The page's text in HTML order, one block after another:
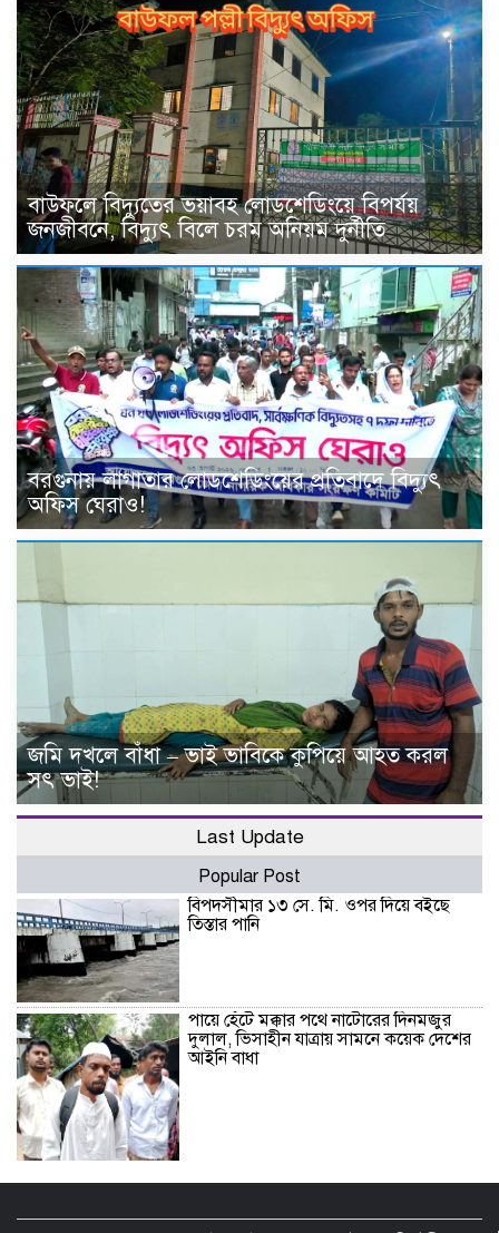
বাউফলে বিদ্যুতের ভয়াবহ লোডশেডিংয়ে বিপর্যয়
জনজীবনে, বিদ্যুৎ বিলে চরম অনিয়ম দুর্নীতি
বরগুনায় লাগাতার লোডশেডিংয়ের প্রতিবাদে বিদ্যুৎ
অফিস ঘেরাও!
জমি দখলে বাঁধা – ভাই ভাবিকে কুপিয়ে আহত করল
সৎ ভাই!
Last Update
Popular Post
বিপদসীমার ১৩ সে. মি. ওপর দিয়ে বইছে
তিস্তার পানি
পায়ে হেঁটে মক্কার পথে নাটোরের দিনমজুর
দুলাল, ভিসাহীন যাত্রায় সামনে কয়েক দেশের
আইনি বাধা
বরগুনায় চাচা শশুরের লোকজনের হামলায়